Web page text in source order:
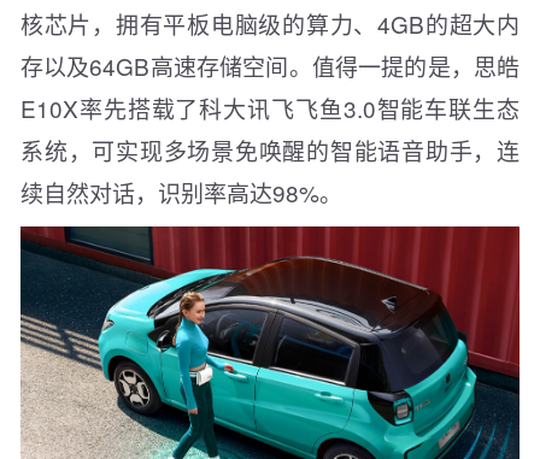
核芯片，拥有平板电脑级的算力、4GB的超大内
存以及64GB高速存储空间。值得一提的是，思皓
E10X率先搭载了科大讯飞飞鱼3.0智能车联生态
系统，可实现多场景免唤醒的智能语音助手，连
续自然对话，识别率高达98%。